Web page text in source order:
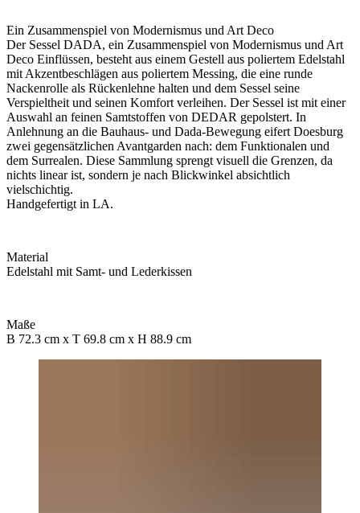
Ein Zusammenspiel von Modernismus und Art Deco
Der Sessel DADA, ein Zusammenspiel von Modernismus und Art
Deco Einflüssen, besteht aus einem Gestell aus poliertem Edelstahl
mit Akzentbeschlägen aus poliertem Messing, die eine runde
Nackenrolle als Rückenlehne halten und dem Sessel seine
Verspieltheit und seinen Komfort verleihen. Der Sessel ist mit einer
Auswahl an feinen Samtstoffen von DEDAR gepolstert. In
Anlehnung an die Bauhaus- und Dada-Bewegung eifert Doesburg
zwei gegensätzlichen Avantgarden nach: dem Funktionalen und
dem Surrealen. Diese Sammlung sprengt visuell die Grenzen, da
nichts linear ist, sondern je nach Blickwinkel absichtlich
vielschichtig.
Handgefertigt in LA.
Material
Edelstahl mit Samt- und Lederkissen
Maße
B 72.3 cm x T 69.8 cm x H 88.9 cm